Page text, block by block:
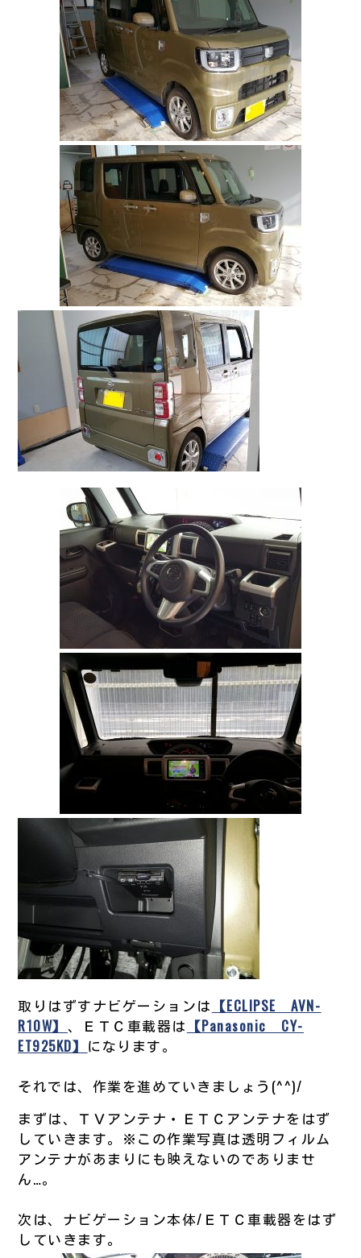
取りはずすナビゲーションは 【ECLIPSE AVN-
R10W】 、ＥＴＣ車載器は 【Panasonic CY-
ET925KD】 になります。
それでは、作業を進めていきましょう(^^)/
まずは、ＴＶアンテナ・ＥＴＣアンテナをはず
していきます。※この作業写真は透明フィルム
アンテナがあまりにも映えないのでありませ
ん…。
次は、ナビゲーション本体/ＥＴＣ車載器をはず
していきます。